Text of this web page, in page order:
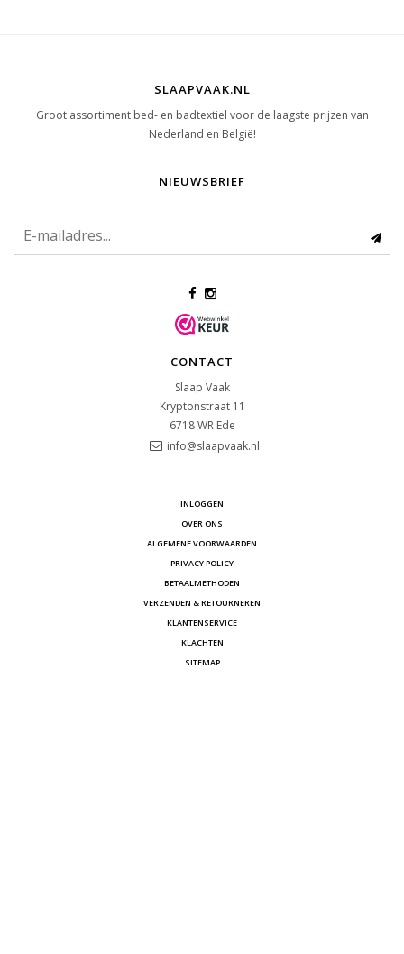
SLAAPVAAK.NL
Groot assortiment bed- en badtextiel voor de laagste prijzen van
Nederland en België!
NIEUWSBRIEF
CONTACT
Slaap Vaak
Kryptonstraat 11
6718 WR Ede
info@slaapvaak.nl
INLOGGEN
OVER ONS
ALGEMENE VOORWAARDEN
PRIVACY POLICY
BETAALMETHODEN
VERZENDEN & RETOURNEREN
KLANTENSERVICE
KLACHTEN
SITEMAP